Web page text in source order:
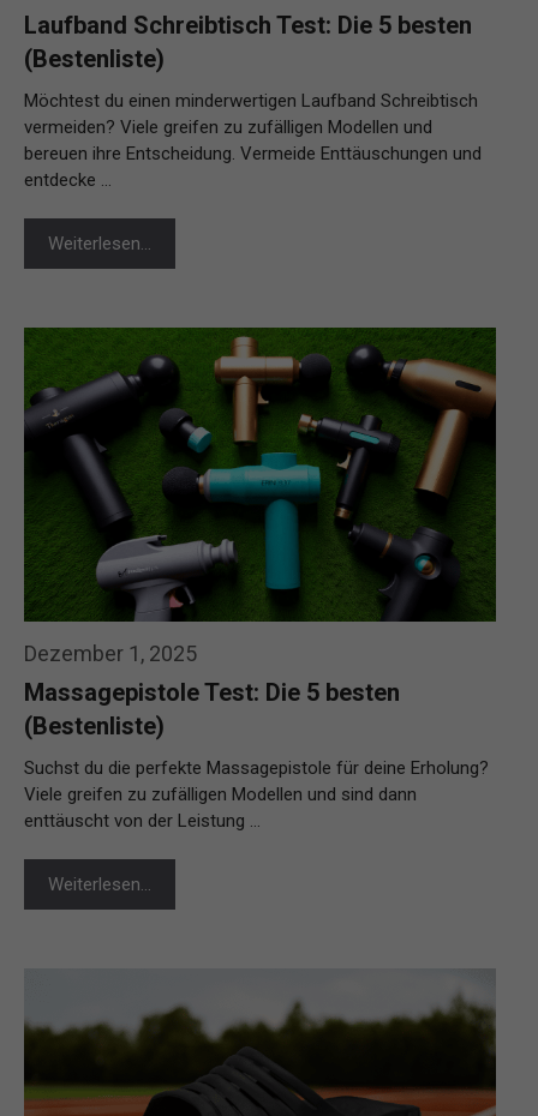
Laufband Schreibtisch Test: Die 5 besten
(Bestenliste)
Möchtest du einen minderwertigen Laufband Schreibtisch
vermeiden? Viele greifen zu zufälligen Modellen und
bereuen ihre Entscheidung. Vermeide Enttäuschungen und
entdecke …
Weiterlesen…
Dezember 1, 2025
Massagepistole Test: Die 5 besten
(Bestenliste)
Suchst du die perfekte Massagepistole für deine Erholung?
Viele greifen zu zufälligen Modellen und sind dann
enttäuscht von der Leistung …
Weiterlesen…